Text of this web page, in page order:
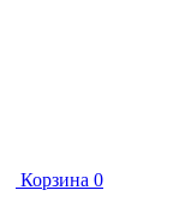
Корзина 0